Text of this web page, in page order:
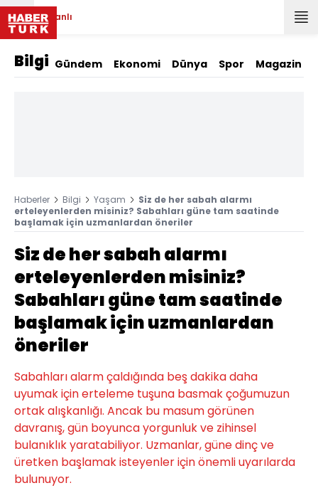
Canlı
Bilgi Gündem Ekonomi Dünya Spor Magazin
Haberler Bilgi Yaşam
Siz de her sabah alarmı
erteleyenlerden misiniz? Sabahları güne tam saatinde
başlamak için uzmanlardan öneriler
Siz de her sabah alarmı
erteleyenlerden misiniz?
Sabahları güne tam saatinde
başlamak için uzmanlardan
öneriler
Sabahları alarm çaldığında beş dakika daha
uyumak için erteleme tuşuna basmak çoğumuzun
ortak alışkanlığı. Ancak bu masum görünen
davranış, gün boyunca yorgunluk ve zihinsel
bulanıklık yaratabiliyor. Uzmanlar, güne dinç ve
üretken başlamak isteyenler için önemli uyarılarda
bulunuyor.